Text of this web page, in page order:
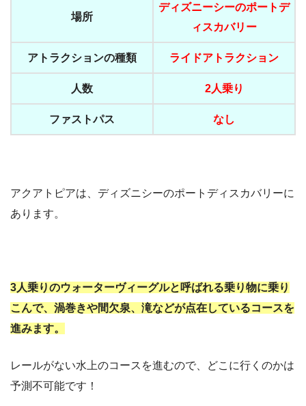
場所
ディズニーシーのポートデ
ィスカバリー
アトラクションの種類 ライドアトラクション
人数 2人乗り
ファストパス なし
アクアトピアは、ディズニシーのポートディスカバリーに
あります。
3人乗りのウォーターヴィーグルと呼ばれる乗り物に乗り
こんで、渦巻きや間欠泉、滝などが点在しているコースを
進みます。
レールがない水上のコースを進むので、どこに行くのかは
予測不可能です！